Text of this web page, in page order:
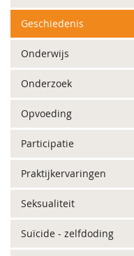
Geschiedenis
Onderwijs
Onderzoek
Opvoeding
Participatie
Praktijkervaringen
Seksualiteit
Suïcide - zelfdoding